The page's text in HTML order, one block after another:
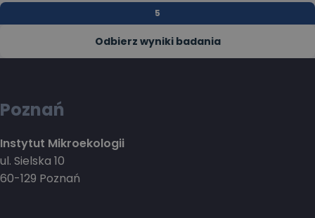
Odbierz wyniki badania
Poznań
Instytut Mikroekologii
ul. Sielska 10
60-129 Poznań